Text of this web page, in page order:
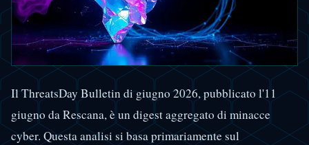
Il ThreatsDay Bulletin di giugno 2026, pubblicato l'11
giugno da Rescana, è un digest aggregato di minacce
cyber. Questa analisi si basa primariamente sul